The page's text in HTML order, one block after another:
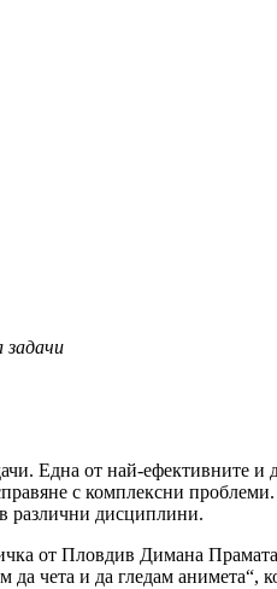
задачи
Една от най-ефективните
с комплексни
в различни дисциплини.
от Пловдив Димана
чета и да гледам анимета“,